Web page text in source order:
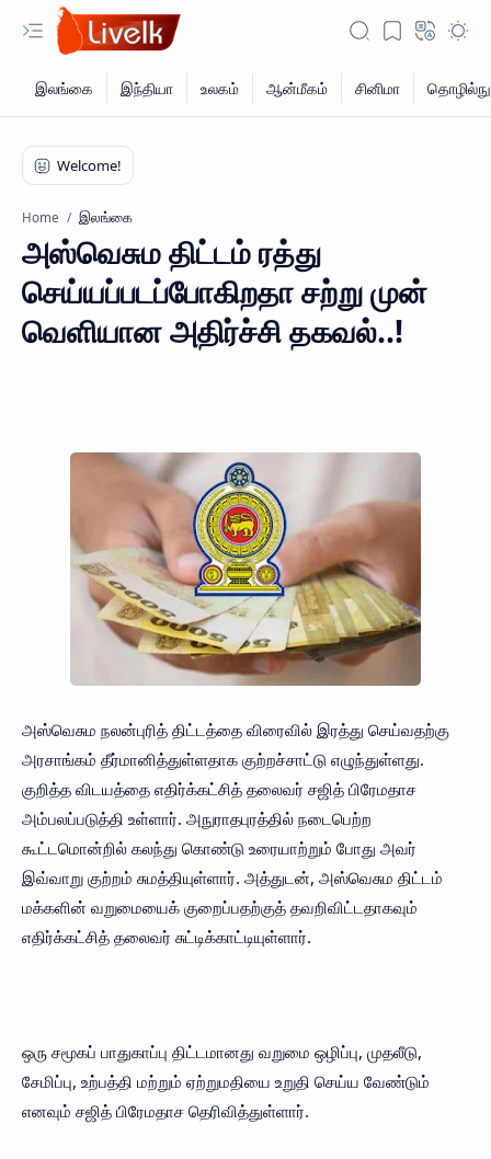
Home இலங்கை
அஸ்வெசும திட்டம் ரத்து
செய்யப்படப்போகிறதா சற்று முன்
வெளியான அதிர்ச்சி தகவல்..!
அஸ்வெசும நலன்புரித் திட்டத்தை விரைவில் இரத்து செய்வதற்கு
அரசாங்கம் தீர்மானித்துள்ளதாக குற்றச்சாட்டு எழுந்துள்ளது.
குறித்த விடயத்தை எதிர்க்கட்சித் தலைவர் சஜித் பிரேமதாச
அம்பலப்படுத்தி உள்ளார். அநுராதபுரத்தில் நடைபெற்ற
கூட்டமொன்றில் கலந்து கொண்டு உரையாற்றும் போது அவர்
இவ்வாறு குற்றம் சுமத்தியுள்ளார். அத்துடன், அஸ்வெசும திட்டம்
மக்களின் வறுமையைக் குறைப்பதற்குத் தவறிவிட்டதாகவும்
எதிர்க்கட்சித் தலைவர் சுட்டிக்காட்டியுள்ளார்.
ஒரு சமூகப் பாதுகாப்பு திட்டமானது வறுமை ஒழிப்பு, முதலீடு,
சேமிப்பு, உற்பத்தி மற்றும் ஏற்றுமதியை உறுதி செய்ய வேண்டும்
எனவும் சஜித் பிரேமதாச தெரிவித்துள்ளார்.